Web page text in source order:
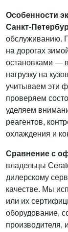
Особенности
Санкт-
обслуживанию.
на дорогах
остановками —
нагрузку на
учитываем эти
проверяем
уделяем
реагентов,
охлаждения и
Сравнение с
владельцы
дилерскому
качестве. Мы
или их
оборудование,